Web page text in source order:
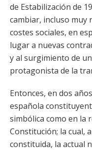
de Estabilización de
cambiar, incluso muy
costes sociales, en
lugar a nuevas
y al surgimiento de
protagonista de la
Entonces, en dos
española
simbólica como en la
Constitución; la cual,
constituida, la actual